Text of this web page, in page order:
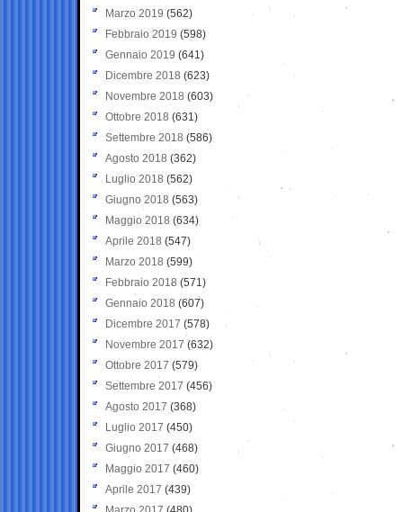
Marzo 2019 (562)
Febbraio 2019 (598)
Gennaio 2019 (641)
Dicembre 2018 (623)
Novembre 2018 (603)
Ottobre 2018 (631)
Settembre 2018 (586)
Agosto 2018 (362)
Luglio 2018 (562)
Giugno 2018 (563)
Maggio 2018 (634)
Aprile 2018 (547)
Marzo 2018 (599)
Febbraio 2018 (571)
Gennaio 2018 (607)
Dicembre 2017 (578)
Novembre 2017 (632)
Ottobre 2017 (579)
Settembre 2017 (456)
Agosto 2017 (368)
Luglio 2017 (450)
Giugno 2017 (468)
Maggio 2017 (460)
Aprile 2017 (439)